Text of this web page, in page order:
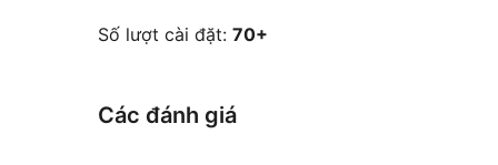
Số lượt cài đặt: 70+
Các đánh giá